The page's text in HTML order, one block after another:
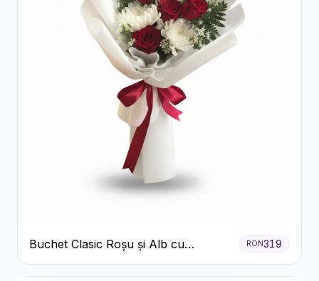
Buchet Clasic Roșu și Alb cu
Crizanteme
RON319